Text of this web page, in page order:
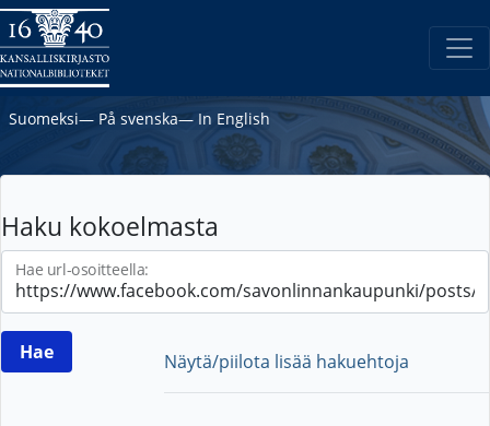
Suomeksi― På svenska― In English
Haku kokoelmasta
Hae url-osoitteella:
Näytä/piilota lisää hakuehtoja